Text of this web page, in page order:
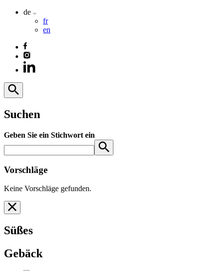
de
fr
en
Suchen
Geben Sie ein Stichwort ein
Vorschläge
Keine Vorschläge gefunden.
Süßes
Gebäck